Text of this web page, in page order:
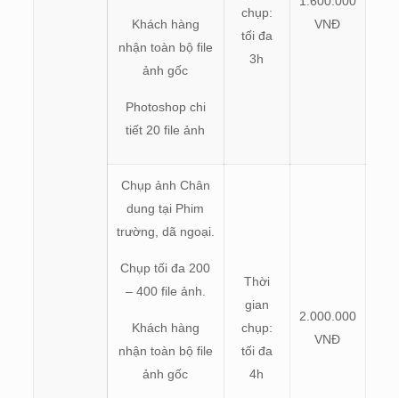
Khách hàng
nhận toàn bộ file
ảnh gốc
Photoshop chi
tiết 20 file ảnh
chụp:
tối đa
3h
VNĐ
Chụp ảnh Chân
dung tại Phim
trường, dã ngoại.
Chụp tối đa 200
– 400 file ảnh.
Khách hàng
nhận toàn bộ file
ảnh gốc
Thời
gian
chụp:
tối đa
4h
2.000.000
VNĐ